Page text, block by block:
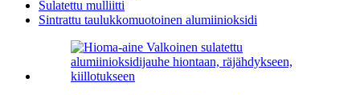
Sulatettu mulliitti
Sintrattu taulukkomuotoinen alumiinioksidi